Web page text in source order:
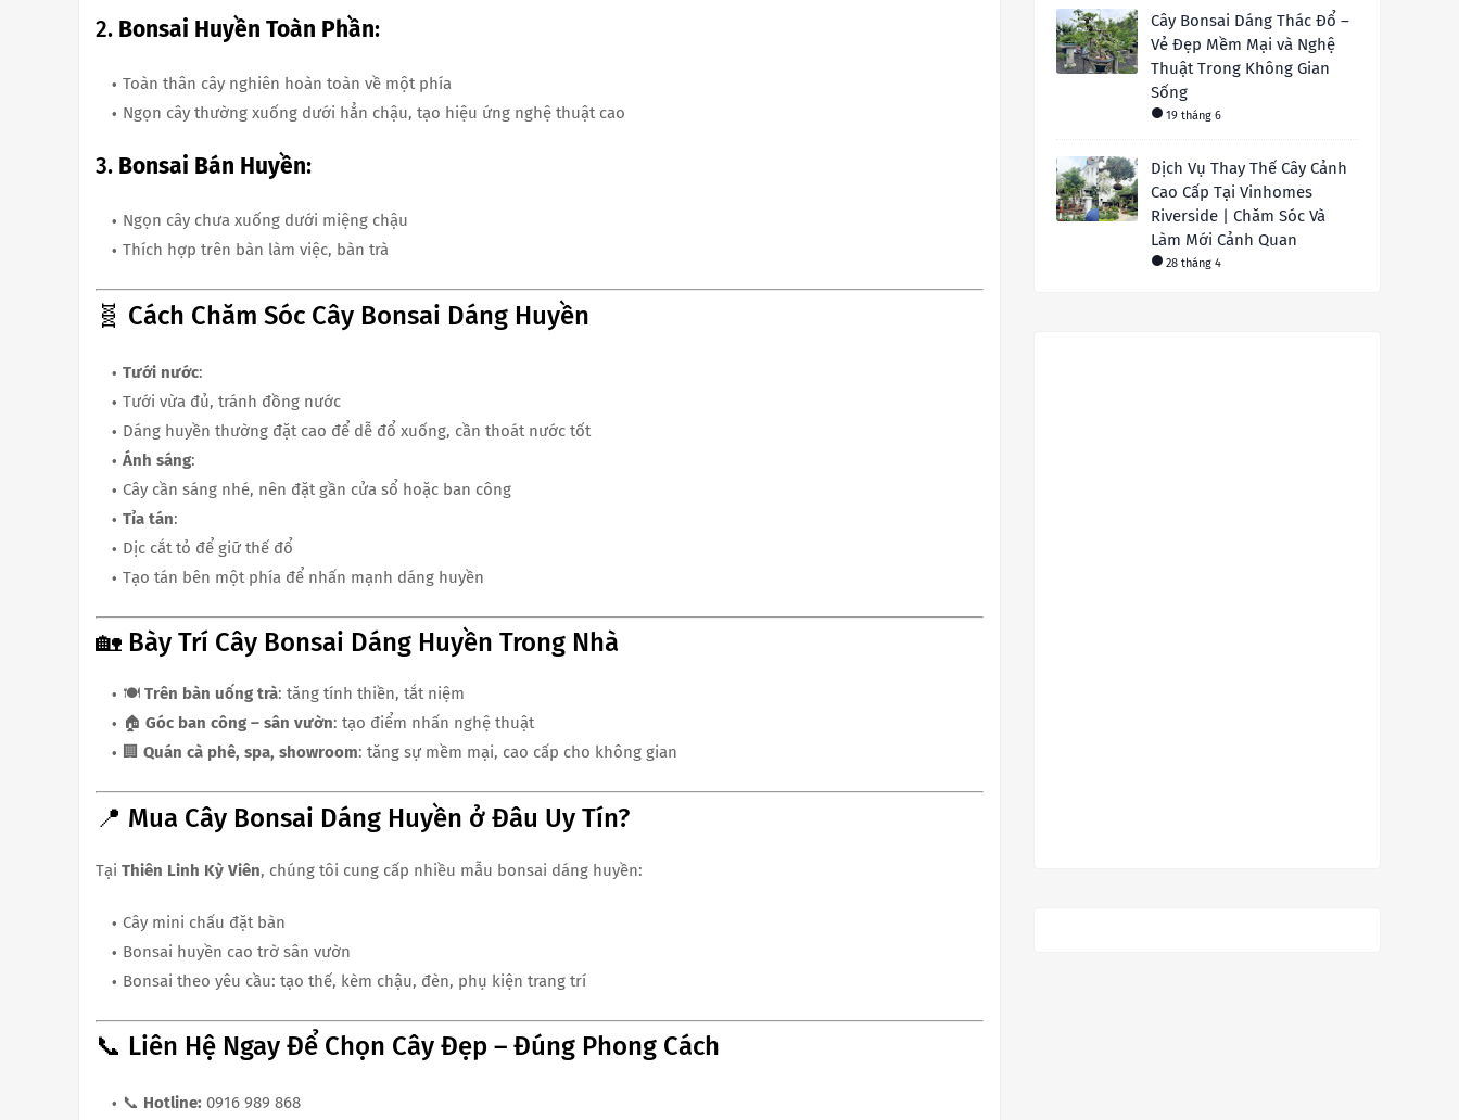
2. Bonsai Huyền Toàn Phần:
Toàn thân cây nghiên hoàn toàn về một phía
Ngọn cây thường xuống dưới hẳn chậu, tạo hiệu ứng nghệ thuật cao
3. Bonsai Bán Huyền:
Ngọn cây chưa xuống dưới miệng chậu
Thích hợp trên bàn làm việc, bàn trà
🧬 Cách Chăm Sóc Cây Bonsai Dáng Huyền
Tưới nước:
Tưới vừa đủ, tránh đồng nước
Dáng huyền thường đặt cao để dễ đổ xuống, cần thoát nước tốt
Ánh sáng:
Cây cần sáng nhé, nên đặt gần cửa sổ hoặc ban công
Tỉa tán:
Dịc cắt tỏ để giữ thế đổ
Tạo tán bên một phía để nhấn mạnh dáng huyền
🏡 Bày Trí Cây Bonsai Dáng Huyền Trong Nhà
🍽 Trên bàn uống trà: tăng tính thiền, tắt niệm
🏠 Góc ban công – sân vườn: tạo điểm nhấn nghệ thuật
🏢 Quán cà phê, spa, showroom: tăng sự mềm mại, cao cấp cho không gian
📍 Mua Cây Bonsai Dáng Huyền ở Đâu Uy Tín?
Tại Thiên Linh Kỳ Viên, chúng tôi cung cấp nhiều mẫu bonsai dáng huyền:
Cây mini chấu đặt bàn
Bonsai huyền cao trờ sân vườn
Bonsai theo yêu cầu: tạo thế, kèm chậu, đèn, phụ kiện trang trí
📞 Liên Hệ Ngay Để Chọn Cây Đẹp – Đúng Phong Cách
📞 Hotline: 0916 989 868
Cây Bonsai Dáng Thác Đổ –
Vẻ Đẹp Mềm Mại và Nghệ
Thuật Trong Không Gian
Sống
19 tháng 6
Dịch Vụ Thay Thế Cây Cảnh
Cao Cấp Tại Vinhomes
Riverside | Chăm Sóc Và
Làm Mới Cảnh Quan
28 tháng 4